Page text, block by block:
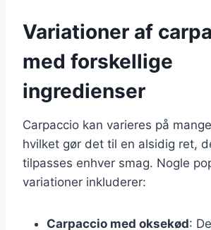
Variationer af
med forskellige
ingredienser
Carpaccio kan varieres på
hvilket gør det til en alsidig ret,
tilpasses enhver smag. Nogle
variationer inkluderer:
Carpaccio med oksekød: